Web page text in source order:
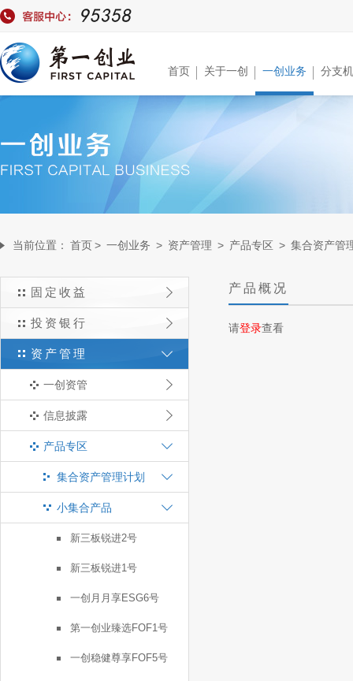
首页 关于一创 一创业务 分支
当前位置： 首页> 一创业务 > 资产管理 > 产品专区 > 集合资产管
固定收益
投资银行
资产管理
一创资管
信息披露
产品专区
集合资产管理计划
小集合产品
新三板锐进2号
新三板锐进1号
一创月月享ESG6号
第一创业臻选FOF1号
一创稳健尊享FOF5号
产品概况
请登录查看